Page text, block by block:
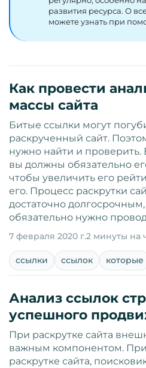
развития ресурса. О
можете узнать при
Как провести
массы сайта
Битые ссылки могут
раскрученный сайт.
нужно найти и проверить.
вы должны обязательно
чтобы увеличить его
его. Процесс раскрутки
достаточно
обязательно нужно
7 февраля 2020 г.2 минуты на
ссылки ссылок которые
Анализ ссылок
успешного
При раскрутке сайта
важным компонентом.
раскрутке сайта,